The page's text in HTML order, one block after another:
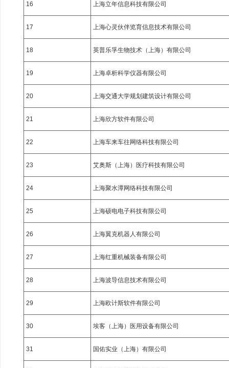
16 上海立年信息科技有限公司
17 上海心灵伙伴览育信息技术有限公司
18 英普乐孚生物技术（上海）有限公司
19 上海卓析科学仪器有限公司
20 上海交通大学规划建筑设计有限公司
21 上海欣方软件有限公司
22 上海车来车往网络科技有限公司
23 艾奥斯（上海）医疗科技有限公司
24 上海聚水潭网络科技有限公司
25 上海硕电电子科技有限公司
26 上海翼克机器人有限公司
27 上海红重机械装备有限公司
28 上海波导信息技术有限公司
29 上海欧计斯软件有限公司
30 埃客（上海）医用设备有限公司
31 国佑实业（上海）有限公司